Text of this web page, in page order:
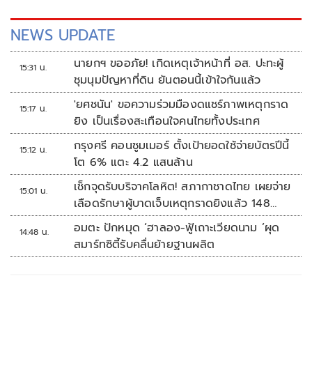
NEWS UPDATE
15:31 น.
นายกฯ ขออภัย! เกิดเหตุเจ้าหน้าที่ อส. ปะทะผู้
ชุมนุมปัญหาที่ดิน ยันตอนนี้เข้าใจกันแล้ว
15:17 น.
'ยศชนัน' ขอความร่วมมืองดแชร์ภาพเหตุกราด
ยิง เป็นเรื่องสะเทือนใจคนไทยทั้งประเทศ
15:12 น.
กรุงศรี คอนซูมเมอร์ ตั้งเป้ายอดใช้จ่ายบัตรปีนี้
โต 6% แตะ 4.2 แสนล้าน
15:01 น.
เช็กจุดรับบริจาคโลหิต! สภากาชาดไทย เผยจ่าย
เลือดรักษาผู้บาดเจ็บเหตุกราดยิงแล้ว 148
ยูนิต
14:48 น.
อมตะ ปักหมุด ‘ฮาลอง-ฟู้เถาะเวียดนาม ’ผุด
สมาร์ทซิตี้รับคลื่นย้ายฐานผลิต